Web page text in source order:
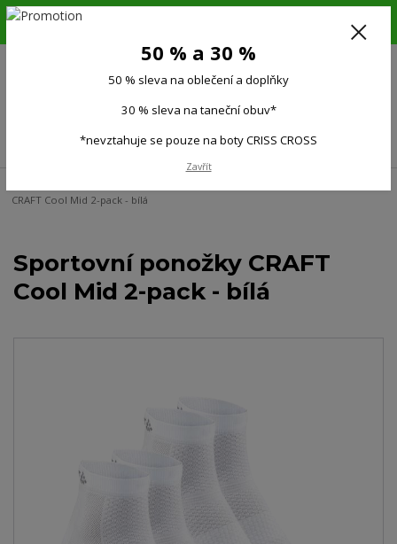
6.-16.8.26. DOVOLENÁ !!! 50 % SLEVA na všechno oblečení a doplňky !!!
(Po-Pá 9:00-15.00)
CRAFT Cool Mid 2-pack - bílá
Sportovní ponožky CRAFT
Cool Mid 2-pack - bílá
50 % a 30 %
50 % sleva na oblečení a doplňky
30 % sleva na taneční obuv*
*nevztahuje se pouze na boty CRISS CROSS
Zavřít